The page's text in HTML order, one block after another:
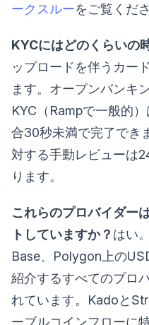
ークスルーをご覧くださ
KYCにはどのくらいの
ップロードを伴うカー
ます。オープンバンキ
KYC（Rampで一般的
合30秒未満で完了でき
対する手動レビューは
ります。
これらのプロバイダー
トしていますか？ はい
Base、Polygon上の
紹介するすべてのプロ
れています。Kadoと
ーブルコインフローに